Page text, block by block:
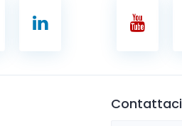
Contattaci